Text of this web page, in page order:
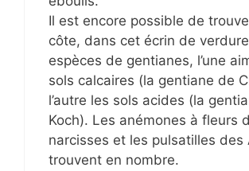
Il est encore possible de
côte, dans cet écrin de
espèces de gentianes, l’une
sols calcaires (la gentiane de
l’autre les sols acides (la
Koch). Les anémones à fleurs
narcisses et les pulsatilles des
trouvent en nombre.